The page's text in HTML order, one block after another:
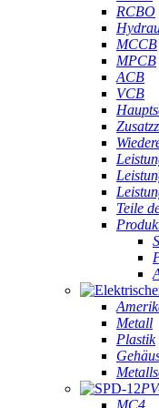
RCBO
MCCB
MPCB
ACB
VCB
Teile
Metall
Plastik
MC4